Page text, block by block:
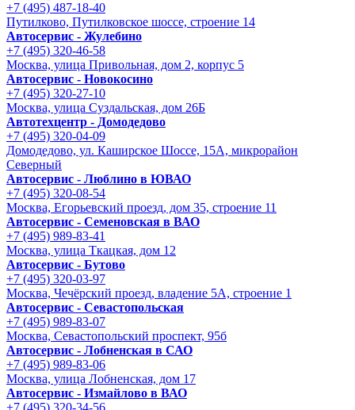
+7 (495) 487-18-40
Путилково, Путилковское шоссе, строение 14
Автосервис - Жулебино
+7 (495) 320-46-58
Москва, улица Привольная, дом 2, корпус 5
Автосервис - Новокосино
+7 (495) 320-27-10
Москва, улица Суздальская, дом 26Б
Автотехцентр - Домодедово
+7 (495) 320-04-09
Домодедово, ул. Каширское Шоссе, 15А, микрорайон
Северный
Автосервис - Люблино в ЮВАО
+7 (495) 320-08-54
Москва, Егорьевский проезд, дом 35, строение 11
Автосервис - Семеновская в ВАО
+7 (495) 989-83-41
Москва, улица Ткацкая, дом 12
Автосервис - Бутово
+7 (495) 320-03-97
Москва, Чечёрский проезд, владение 5А, строение 1
Автосервис - Cевастопольская
+7 (495) 989-83-07
Москва, Севастопольский проспект, 95б
Автосервис - Лобненская в САО
+7 (495) 989-83-06
Москва, улица Лобненская, дом 17
Автосервис - Измайлово в ВАО
+7 (495) 320-34-56